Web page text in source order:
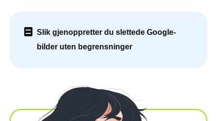
Slik gjenoppretter du slettede Google-
bilder uten begrensninger